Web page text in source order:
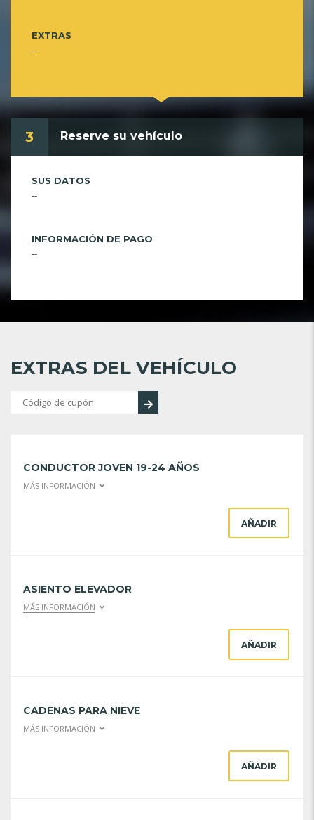
EXTRAS
--
3 Reserve su vehículo
SUS DATOS
--
INFORMACIÓN DE PAGO
--
EXTRAS DEL VEHÍCULO
CONDUCTOR JOVEN 19-24 AÑOS
MÁS INFORMACIÓN
AÑADIR
ASIENTO ELEVADOR
MÁS INFORMACIÓN
AÑADIR
CADENAS PARA NIEVE
MÁS INFORMACIÓN
AÑADIR